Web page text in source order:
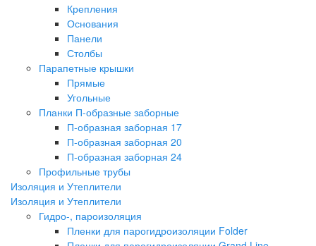
Крепления
Основания
Панели
Столбы
Парапетные крышки
Прямые
Угольные
Планки П-образные заборные
П-образная заборная 17
П-образная заборная 20
П-образная заборная 24
Профильные трубы
Изоляция и Утеплители
Изоляция и Утеплители
Гидро-, пароизоляция
Пленки для парогидроизоляции Folder